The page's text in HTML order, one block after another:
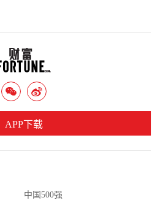
中国500强
APP下载